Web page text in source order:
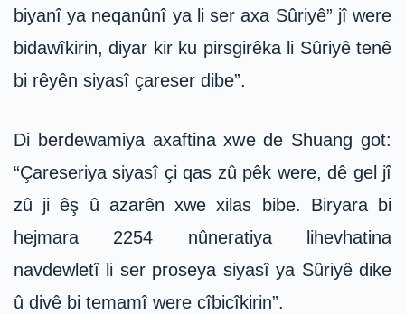
biyanî ya neqanûnî ya li ser axa Sûriyê” jî were
bidawîkirin, diyar kir ku pirsgirêka li Sûriyê tenê
bi rêyên siyasî çareser dibe”.
Di berdewamiya axaftina xwe de Shuang got:
“Çareseriya siyasî çi qas zû pêk were, dê gel jî
zû ji êş û azarên xwe xilas bibe. Biryara bi
hejmara 2254 nûneratiya lihevhatina
navdewletî li ser proseya siyasî ya Sûriyê dike
û divê bi temamî were cîbicîkirin”.